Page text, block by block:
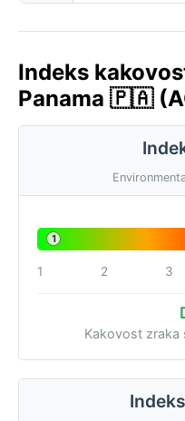
Indeks
Panama 🇵🇦
1
1 2 3
Kakovost zraka